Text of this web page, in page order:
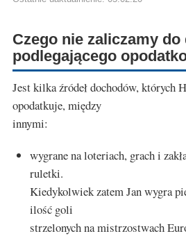
Czego nie zaliczamy do
podlegającego
Jest kilka źródeł dochodów, których
opodatkuje, między
innymi:
wygrane na loteriach, grach i
ruletki.
Kiedykolwiek zatem Jan wygra
ilość goli
strzelonych na mistrzostwach